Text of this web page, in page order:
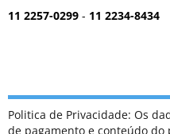
11 2257-0299 - 11 2234-8434
Politica de Privacidade: Os
de pagamento e conteúdo